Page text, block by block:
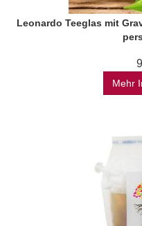
Leonardo Teeglas mit
Mehr